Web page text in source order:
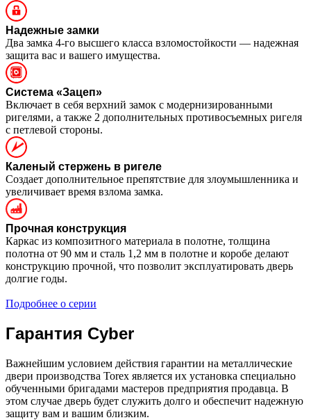
Надежные замки
Два замка 4-го высшего класса взломостойкости — надежная
защита вас и вашего имущества.
Система «Зацеп»
Включает в себя верхний замок с модернизированными
ригелями, а также 2 дополнительных противосъемных ригеля
с петлевой стороны.
Каленый стержень в ригеле
Создает дополнительное препятствие для злоумышленника и
увеличивает время взлома замка.
Прочная конструкция
Каркас из композитного материала в полотне, толщина
полотна от 90 мм и сталь 1,2 мм в полотне и коробе делают
конструкцию прочной, что позволит эксплуатировать дверь
долгие годы.
Подробнее о серии
Гарантия Cyber
Важнейшим условием действия гарантии на металлические
двери производства Torex является их установка специально
обученными бригадами мастеров предприятия продавца. В
этом случае дверь будет служить долго и обеспечит надежную
защиту вам и вашим близким.